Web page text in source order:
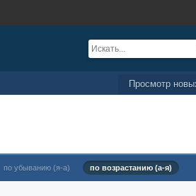
Просмотр
по убыванию (я-а) по возрастанию (а-я)